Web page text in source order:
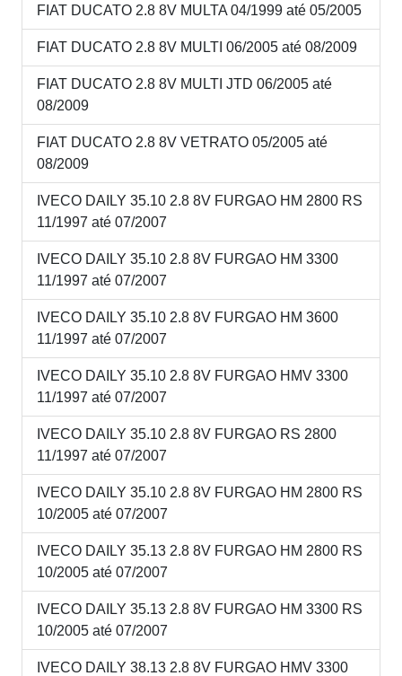
FIAT DUCATO 2.8 8V MULTA 04/1999 até 05/2005
FIAT DUCATO 2.8 8V MULTI 06/2005 até 08/2009
FIAT DUCATO 2.8 8V MULTI JTD 06/2005 até
08/2009
FIAT DUCATO 2.8 8V VETRATO 05/2005 até
08/2009
IVECO DAILY 35.10 2.8 8V FURGAO HM 2800 RS
11/1997 até 07/2007
IVECO DAILY 35.10 2.8 8V FURGAO HM 3300
11/1997 até 07/2007
IVECO DAILY 35.10 2.8 8V FURGAO HM 3600
11/1997 até 07/2007
IVECO DAILY 35.10 2.8 8V FURGAO HMV 3300
11/1997 até 07/2007
IVECO DAILY 35.10 2.8 8V FURGAO RS 2800
11/1997 até 07/2007
IVECO DAILY 35.10 2.8 8V FURGAO HM 2800 RS
10/2005 até 07/2007
IVECO DAILY 35.13 2.8 8V FURGAO HM 2800 RS
10/2005 até 07/2007
IVECO DAILY 35.13 2.8 8V FURGAO HM 3300 RS
10/2005 até 07/2007
IVECO DAILY 38.13 2.8 8V FURGAO HMV 3300